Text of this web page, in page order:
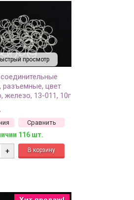
просмотр
разъемные, цвет
железо, 13-011, 10г
Сравнить
116 шт.
+